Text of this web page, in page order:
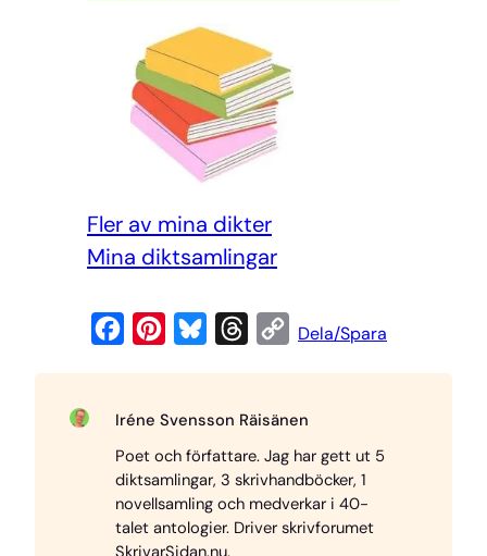
Fler av mina dikter
Mina diktsamlingar
e
b
o
o
t
e
r
e
e
s
k
y
e
a
d
s
C
y
L
i
n
Dela/Spara
Iréne Svensson Räisänen
Poet och författare. Jag har gett ut 5
diktsamlingar, 3 skrivhandböcker, 1
novellsamling och medverkar i 40-
talet antologier. Driver skrivforumet